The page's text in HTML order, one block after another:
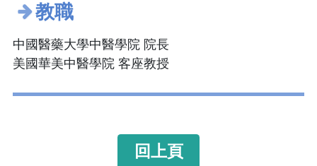
教職
中國醫藥大學中醫學院 院長
美國華美中醫學院 客座教授
回上頁